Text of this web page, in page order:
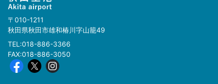
〒010-1211
秋田県秋田市雄和椿川字山籠49
TEL:018-886-3366
FAX:018-886-3050